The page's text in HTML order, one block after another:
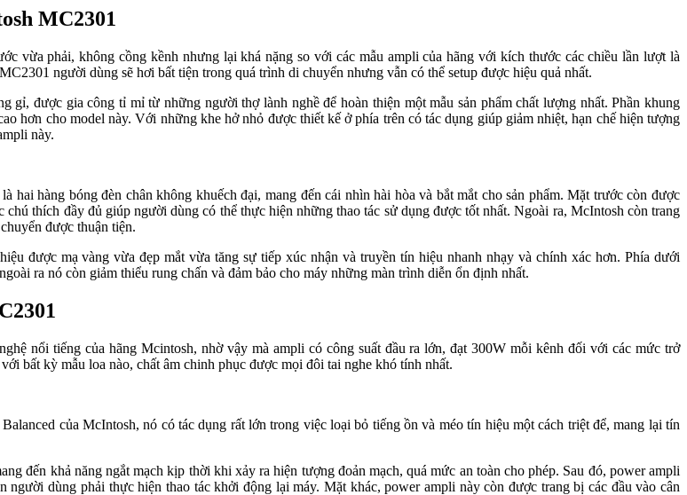
MC2301
vừa phải, không cồng kềnh nhưng lại khá nặng so với các mẫu ampli của hãng với kích thước các chiều lần lượt là
người dùng sẽ hơi bất tiện trong quá trình di chuyển nhưng vẫn có thể setup được hiệu quả nhất.
được gia công tỉ mỉ từ những người thợ lành nghề để hoàn thiện một mẫu sản phẩm chất lượng nhất. Phần khung
hơn cho model này. Với những khe hở nhỏ được thiết kế ở phía trên có tác dụng giúp giảm nhiệt, hạn chế hiện tượng
này.
hàng bóng đèn chân không khuếch đại, mang đến cái nhìn hài hòa và bắt mắt cho sản phẩm. Mặt trước còn được
thích đầy đủ giúp người dùng có thể thực hiện những thao tác sử dụng được tốt nhất. Ngoài ra, McIntosh còn trang
được thuận tiện.
được mạ vàng vừa đẹp mắt vừa tăng sự tiếp xúc nhận và truyền tín hiệu nhanh nhạy và chính xác hơn. Phía dưới
ra nó còn giảm thiểu rung chấn và đảm bảo cho máy những màn trình diễn ổn định nhất.
nổi tiếng của hãng Mcintosh, nhờ vậy mà ampli có công suất đầu ra lớn, đạt 300W mỗi kênh đối với các mức trở
bất kỳ mẫu loa nào, chất âm chinh phục được mọi đôi tai nghe khó tính nhất.
của McIntosh, nó có tác dụng rất lớn trong việc loại bỏ tiếng ồn và méo tín hiệu một cách triệt để, mang lại tín
đến khả năng ngắt mạch kịp thời khi xảy ra hiện tượng đoản mạch, quá mức an toàn cho phép. Sau đó, power ampli
dùng phải thực hiện thao tác khởi động lại máy. Mặt khác, power ampli này còn được trang bị các đầu vào cân